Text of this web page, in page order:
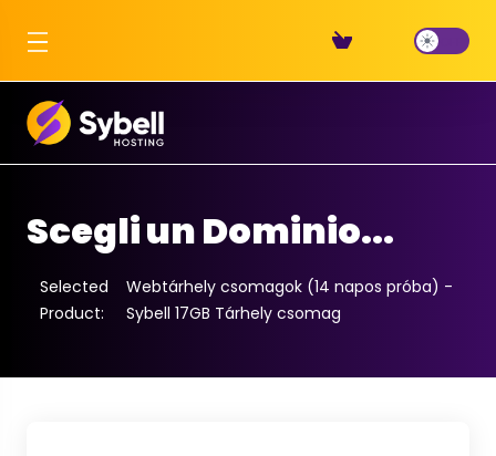
Scegli un Dominio...
Selected
Product:
Webtárhely csomagok (14 napos próba) -
Sybell 17GB Tárhely csomag